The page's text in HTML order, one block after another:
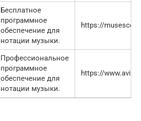
Бесплатное
программное
обеспечение для
нотации музыки.
https://
Профессиональное
программное
обеспечение для
нотации музыки.
https://